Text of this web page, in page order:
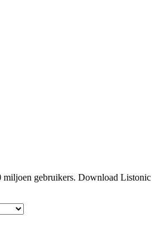
miljoen gebruikers. Download Listonic